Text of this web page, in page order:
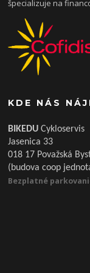
špecializuje na
KDE NÁS
BIKEDUCykloservis
Jasenica 33
018 17 Považská
(budova coop
Bezplatné